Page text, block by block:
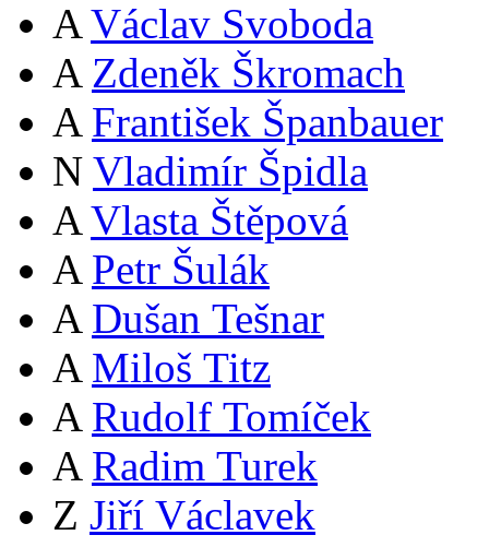
A Václav Svoboda
A Zdeněk Škromach
A František Španbauer
N Vladimír Špidla
A Vlasta Štěpová
A Petr Šulák
A Dušan Tešnar
A Miloš Titz
A Rudolf Tomíček
A Radim Turek
Z Jiří Václavek